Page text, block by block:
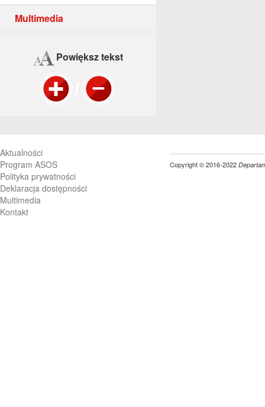
Multimedia
Powiększ tekst
Aktualności
Program ASOS
Polityka prywatności
Deklaracja dostępności
Multimedia
Kontakt
Copyright © 2016-2022